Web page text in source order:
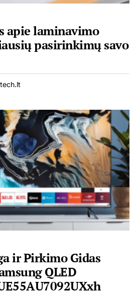
apie laminavimo
pasirinkimų savo
ir Pirkimo Gidas
QLED